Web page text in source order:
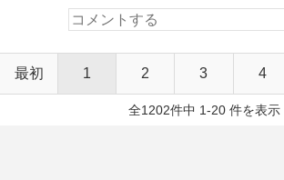
最初 1 2 3 4
全1202件中 1-20 件を表示